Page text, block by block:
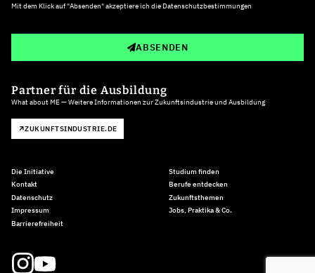
Mit dem Klick auf "Absenden" akzeptiere ich die Datenschutzbestimmungen
ABSENDEN
Partner für die Ausbildung
What about ME — Weitere Informationen zur Zukunftsindustrie und Ausbildung
ZUKUNFTSINDUSTRIE.DE
Die Initiative
Kontakt
Datenschutz
Impressum
Barrierefreiheit
Studium finden
Berufe entdecken
Zukunftsthemen
Jobs, Praktika & Co.